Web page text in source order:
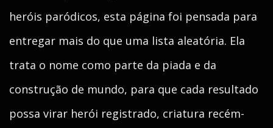
heróis paródicos, esta página foi pensada para
entregar mais do que uma lista aleatória. Ela
trata o nome como parte da piada e da
construção de mundo, para que cada resultado
possa virar herói registrado, criatura recém-